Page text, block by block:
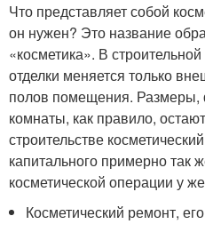
Что представляет собой
он нужен? Это название
«косметика». В
отделки меняется только
полов помещения.
комнаты, как правило,
строительстве
капитального примерно так
косметической операции у
Косметический ремонт,